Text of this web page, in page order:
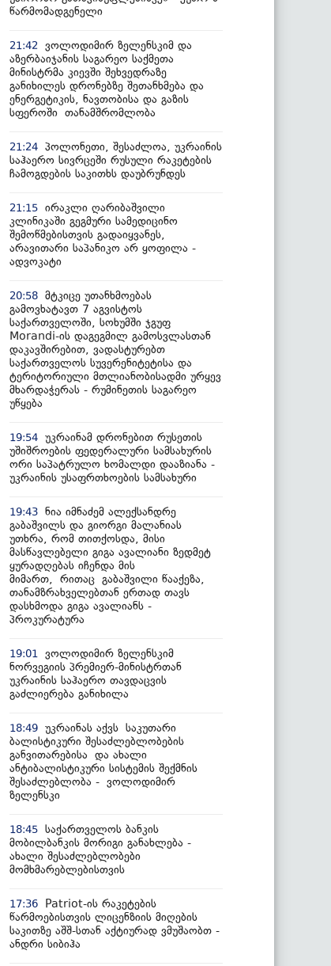
წარმომადგენელი
21:42
ვოლოდიმირ ზელენსკიმ და
აზერბაიჯანის საგარეო საქმეთა
მინისტრმა კიევში შეხვედრაზე
განიხილეს დრონებზე შეთანხმება და
ენერგეტიკის, ნავთობისა და გაზის
სფეროში თანამშრომლობა
21:24 პოლონეთი, შესაძლოა, უკრაინის
საჰაერო სივრცეში რუსული რაკეტების
ჩამოგდების საკითხს დაუბრუნდეს
21:15 ირაკლი ღარიბაშვილი
კლინიკაში გეგმური სამედიცინო
შემოწმებისთვის გადაიყვანეს,
არავითარი საპანიკო არ ყოფილა -
ადვოკატი
20:58 მტკიცე უთანხმოებას
გამოვხატავთ 7 აგვისტოს
საქართველოში, სოხუმში ჯგუფ
Morandi-ის დაგეგმილ გამოსვლასთან
დაკავშირებით, ვადასტურებთ
საქართველოს სუვერენიტეტისა და
ტერიტორიული მთლიანობისადმი ურყევ
მხარდაჭერას - რუმინეთის საგარეო
უწყება
19:54 უკრაინამ დრონებით რუსეთის
უშიშროების ფედერალური სამსახურის
ორი საპატრულო ხომალდი დააზიანა -
უკრაინის უსაფრთხოების სამსახური
19:43 ნია იმნაძემ ალექსანდრე
გაბაშვილს და გიორგი მალანიას
უთხრა, რომ თითქოსდა, მისი
მასწავლებელი გიგა ავალიანი ზედმეტ
ყურადღებას იჩენდა მის
მიმართ, რითაც გაბაშვილი წააქეზა,
თანამზრახველებთან ერთად თავს
დასხმოდა გიგა ავალიანს -
პროკურატურა
19:01
ვოლოდიმირ ზელენსკიმ
ნორვეგიის პრემიერ-მინისტრთან
უკრაინის საჰაერო თავდაცვის
გაძლიერება განიხილა
18:49 უკრაინას აქვს საკუთარი
ბალისტიკური შესაძლებლობების
განვითარებისა და ახალი
ანტიბალისტიკური სისტემის შექმნის
შესაძლებლობა - ვოლოდიმირ
ზელენსკი
18:45 საქართველოს ბანკის
მობილბანკის მორიგი განახლება -
ახალი შესაძლებლობები
მომხმარებლებისთვის
17:36
Patriot-ის რაკეტების
წარმოებისთვის ლიცენზიის მიღების
საკითზე აშშ-სთან აქტიურად ვმუშაობთ -
ანდრი სიბიჰა